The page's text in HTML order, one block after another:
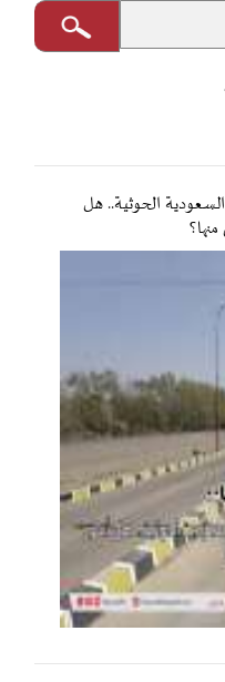
الحوثية.. هل